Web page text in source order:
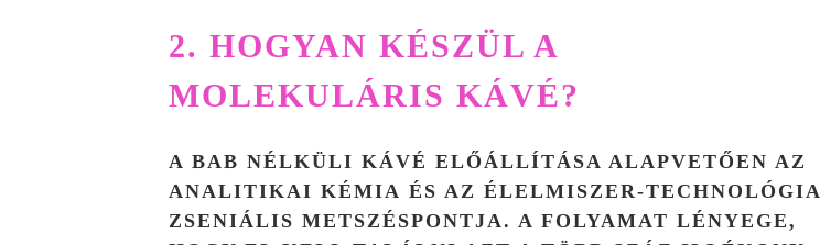
2. HOGYAN KÉSZÜL A
MOLEKULÁRIS KÁVÉ?
A BAB NÉLKÜLI KÁVÉ ELŐÁLLÍTÁSA ALAPVETŐEN AZ
ANALITIKAI KÉMIA ÉS AZ ÉLELMISZER-TECHNOLÓGIA
ZSENIÁLIS METSZÉSPONTJA. A FOLYAMAT LÉNYEGE,